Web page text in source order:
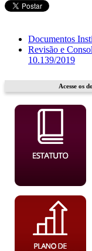
Documentos
Revisão e
10.139/2019
Acesse os